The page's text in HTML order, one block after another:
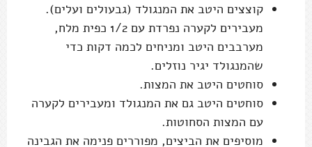
קוצצים היטב את המנגולד (גבעולים ועלים).
מעבירים לקערה נפרדת עם 1/2 כפית מלח,
מערבבים היטב ומניחים לכמה דקות כדי
שהמנגולד יגיר נוזלים.
סוחטים היטב את המצות.
סוחטים היטב גם את המנגולד ומעבירים לקערה
עם המצות הסחוטות.
מוסיפים את הביצים, מפוררים פנימה את הגבינה